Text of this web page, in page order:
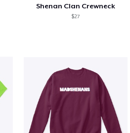
Shenan Clan Crewneck
$27